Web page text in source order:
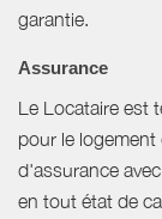
garantie.
Assurance
Le Locataire est
pour le
d'assurance
en tout état de